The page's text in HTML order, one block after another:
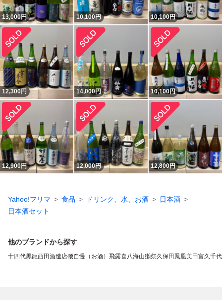
13,000円 10,100円 10,100円
12,300円 14,000円 10,100円
12,900円 12,000円 12,800円
Yahoo!フリマ 食品 ドリンク、水、お酒
日本酒
日本酒セット
他のブランドから探す
十四代黒龍西田酒造店磯自慢（お酒） 飛露喜八海山獺祭久保田 鳳凰美田富久千